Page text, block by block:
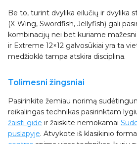
Be to, turint dvylika eilučių ir dvylika
(X-Wing, Swordfish, Jellyfish) gali
kombinacijų nei bet kuriame
ir Extreme 12×12 galvosūkiai yra ta
medžioklė tampa atskira disciplina.
Tolimesni žingsniai
Pasirinkite žemiau norimą
reikalingas technikas pasirinktam
žaisti gide ir žaiskite nemokamai
puslapyje. Atvykote iš klasikinio